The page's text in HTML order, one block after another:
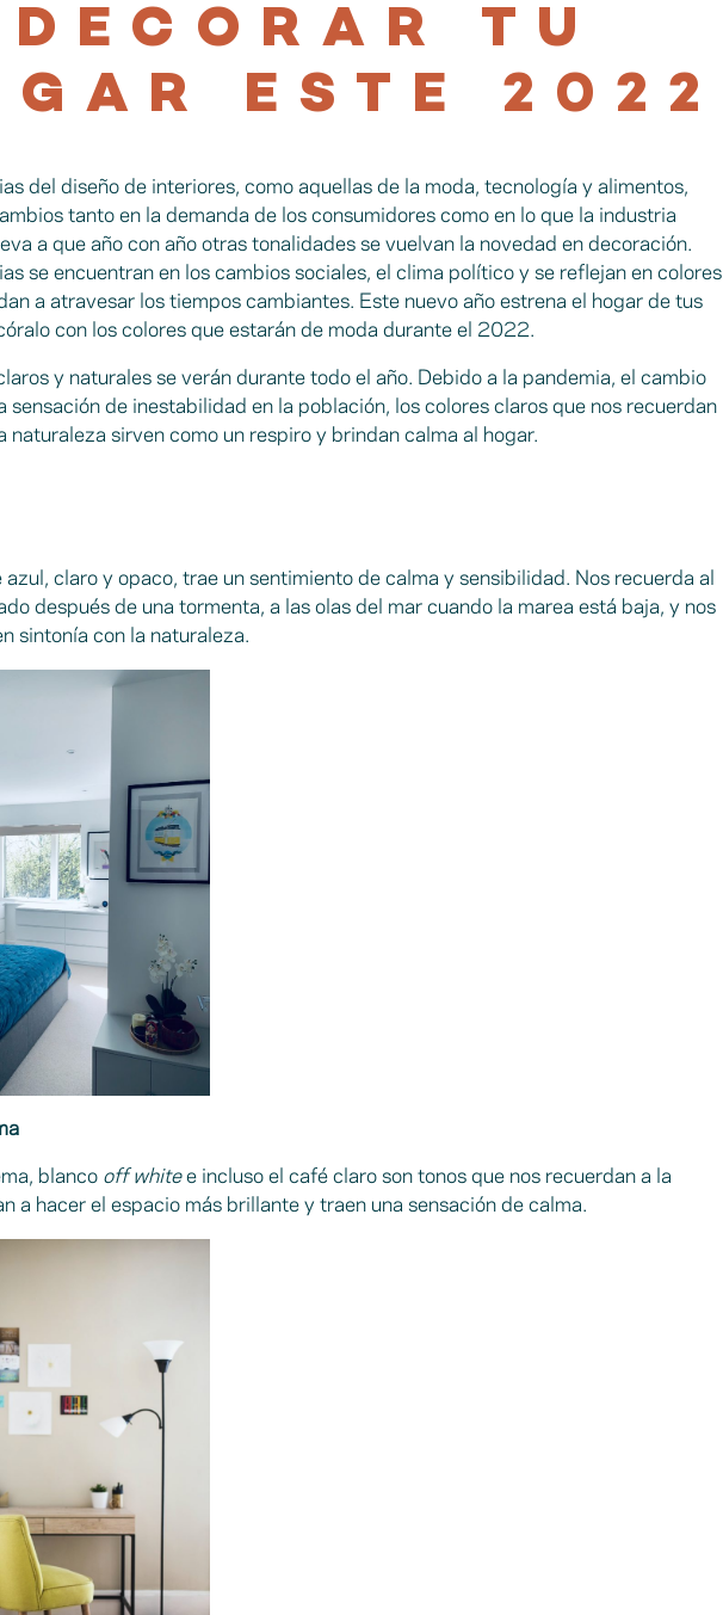
DECORAR TU
ESTE 2022
del diseño de interiores, como aquellas de la moda, tecnología y alimentos,
tanto en la demanda de los consumidores como en lo que la industria
a que año con año otras tonalidades se vuelvan la novedad en decoración.
se encuentran en los cambios sociales, el clima político y se reflejan en colores
a atravesar los tiempos cambiantes. Este nuevo año estrena el hogar de tus
con los colores que estarán de moda durante el 2022.
y naturales se verán durante todo el año. Debido a la pandemia, el cambio
sensación de inestabilidad en la población, los colores claros que nos recuerdan
naturaleza sirven como un respiro y brindan calma al hogar.
azul, claro y opaco, trae un sentimiento de calma y sensibilidad. Nos recuerda al
después de una tormenta, a las olas del mar cuando la marea está baja, y nos
sintonía con la naturaleza.
blanco off whitee incluso el café claro son tonos que nos recuerdan a la
a hacer el espacio más brillante y traen una sensación de calma.